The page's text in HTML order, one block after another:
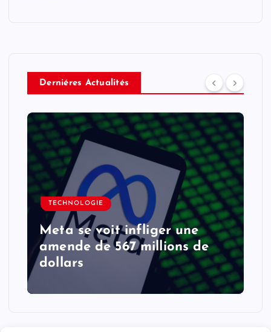
Derniéres Actualités
TECHNOLOGIE
Meta se voit infliger une
amende de 567 millions de
dollars